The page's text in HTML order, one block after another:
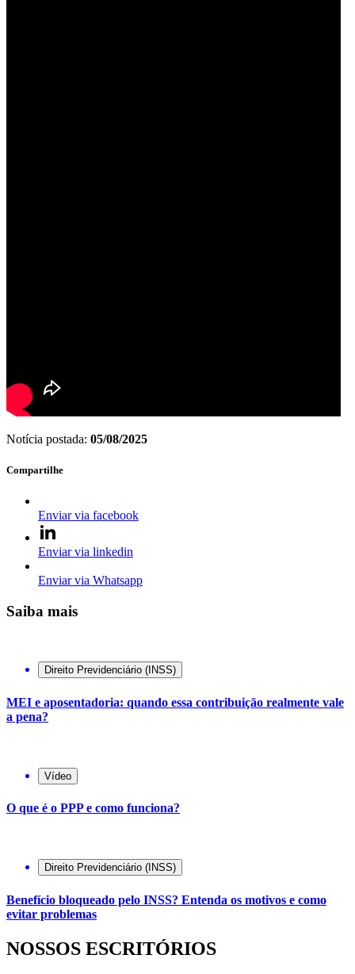
Notícia postada: 05/08/2025
Compartilhe
Enviar via facebook
Enviar via linkedin
Enviar via Whatsapp
Saiba mais
Direito Previdenciário (INSS)
MEI e aposentadoria: quando essa contribuição realmente vale
a pena?
Vídeo
O que é o PPP e como funciona?
Direito Previdenciário (INSS)
Benefício bloqueado pelo INSS? Entenda os motivos e como
evitar problemas
NOSSOS ESCRITÓRIOS